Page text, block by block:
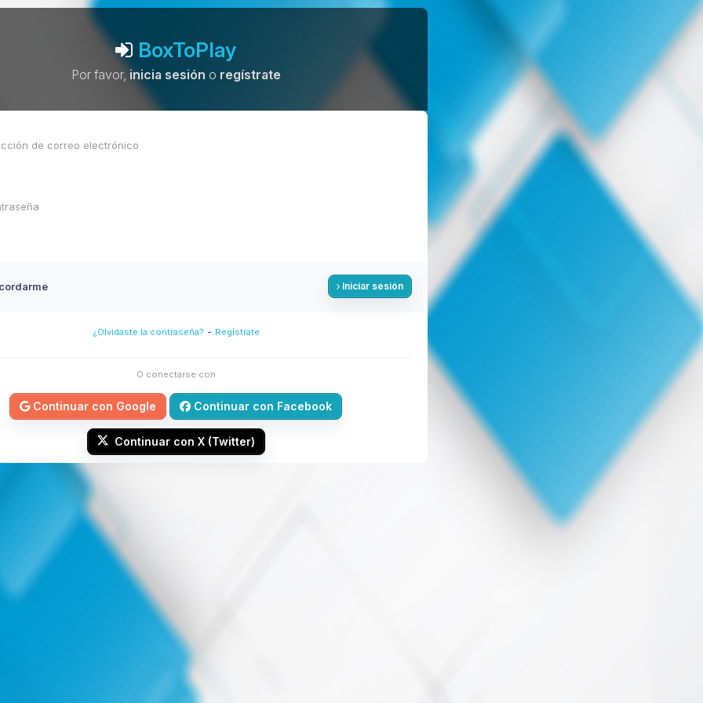
BoxToPlay
Por favor,inicia sesión o regístrate
Iniciar sesión
¿Olvidaste la contraseña? - Regístrate
O conectarse con
Continuar con Google Continuar con Facebook
Continuar con X (Twitter)